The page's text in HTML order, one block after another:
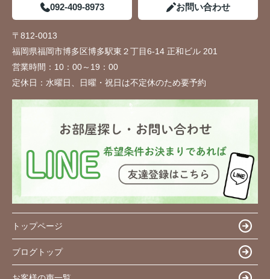
092-409-8973 お問い合わせ
〒812-0013
福岡県福岡市博多区博多駅東２丁目6-14 正和ビル 201
営業時間： 10：00～19：00
定休日： 水曜日、日曜・祝日は不定休のため要予約
トップページ
ブログトップ